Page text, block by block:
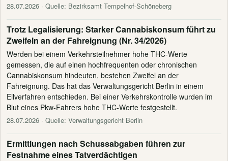
28.07.2026 · Quelle: Bezirksamt Tempelhof-Schöneberg
Trotz Legalisierung: Starker Cannabiskonsum führt zu
Zweifeln an der Fahreignung (Nr. 34/2026)
Werden bei einem Verkehrsteilnehmer hohe THC-Werte
gemessen, die auf einen hochfrequenten oder chronischen
Cannabiskonsum hindeuten, bestehen Zweifel an der
Fahreignung. Das hat das Verwaltungsgericht Berlin in einem
Eilverfahren entschieden. Bei einer Verkehrskontrolle wurden im
Blut eines Pkw-Fahrers hohe THC-Werte festgestellt.
28.07.2026 · Quelle: Verwaltungsgericht Berlin
Ermittlungen nach Schussabgaben führen zur
Festnahme eines Tatverdächtigen